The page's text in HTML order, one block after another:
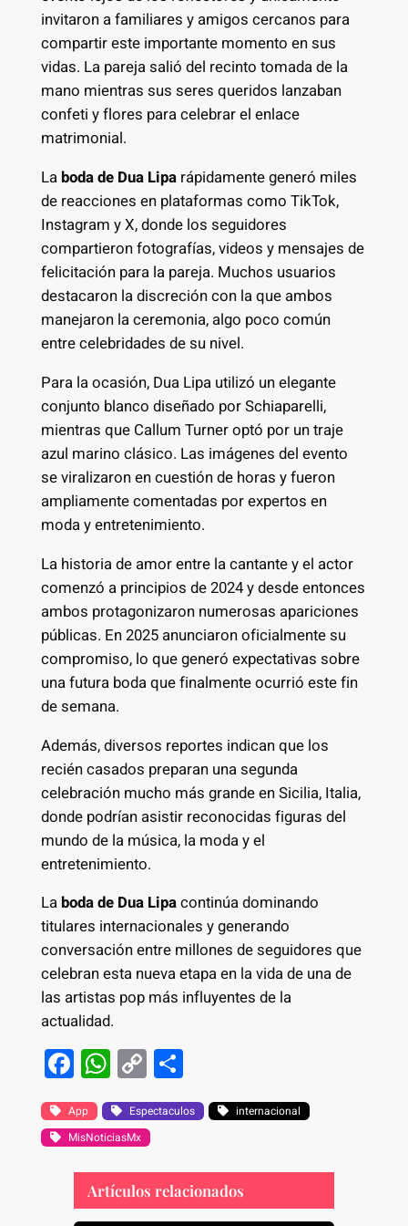
invitaron a familiares y amigos cercanos para
compartir este importante momento en sus
vidas. La pareja salió del recinto tomada de la
mano mientras sus seres queridos lanzaban
confeti y flores para celebrar el enlace
matrimonial.
Laboda de Dua Liparápidamente generó miles
de reacciones en plataformas como TikTok,
Instagram y X, donde los seguidores
compartieron fotografías, videos y mensajes de
felicitación para la pareja. Muchos usuarios
destacaron la discreción con la que ambos
manejaron la ceremonia, algo poco común
entre celebridades de su nivel.
Para la ocasión, Dua Lipa utilizó un elegante
conjunto blanco diseñado por Schiaparelli,
mientras que Callum Turner optó por un traje
azul marino clásico. Las imágenes del evento
se viralizaron en cuestión de horas y fueron
ampliamente comentadas por expertos en
moda y entretenimiento.
La historia de amor entre la cantante y el actor
comenzó a principios de 2024 y desde entonces
ambos protagonizaron numerosas apariciones
públicas. En 2025 anunciaron oficialmente su
compromiso, lo que generó expectativas sobre
una futura boda que finalmente ocurrió este fin
de semana.
Además, diversos reportes indican que los
recién casados preparan una segunda
celebración mucho más grande en Sicilia, Italia,
donde podrían asistir reconocidas figuras del
mundo de la música, la moda y el
entretenimiento.
Laboda de Dua Lipacontinúa dominando
titulares internacionales y generando
conversación entre millones de seguidores que
celebran esta nueva etapa en la vida de una de
las artistas pop más influyentes de la
actualidad.
F
a
c
e
b
o
W
h
at
s
A
p
C
o
p
y
Li
n
S
h
ar
App Espectaculos
internacional
MisNoticiasMx
Artículos relacionados